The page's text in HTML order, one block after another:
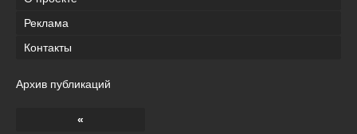
Реклама
Контакты
Архив публикаций
«